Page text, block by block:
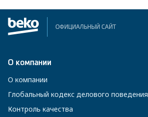
ОФИЦИАЛЬНЫЙ САЙТ
О компании
О компании
Глобальный кодекс делового поведения
Контроль качества